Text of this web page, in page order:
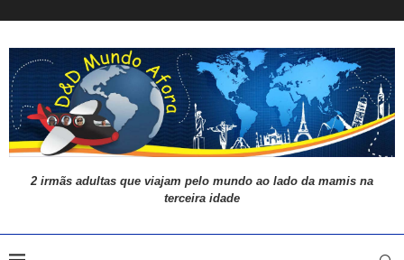
2 irmãs adultas que viajam pelo mundo ao lado da mamis na
terceira idade